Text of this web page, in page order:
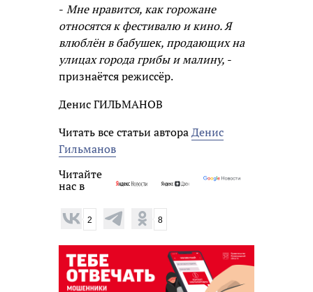
- Мне нравится, как горожане
относятся к фестивалю и кино. Я
влюблён в бабушек, продающих на
улицах города грибы и малину, -
признаётся режиссёр.
Денис ГИЛЬМАНОВ
Читать все статьи автораДенис
Гильманов
Читайте
нас в
2 8